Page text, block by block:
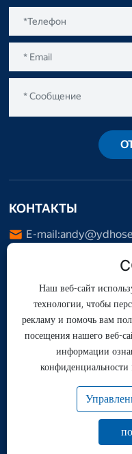
КОНТАКТЫ
E-mail:
+86-
Адрес: Fotai, Duqiao
Hebei Province, China
Copyright © Hebei Yongda
ТЕГИ|
Наш веб-сайт
технологии, чтобы
рекламу и помочь вам
посещения нашего веб-
информации